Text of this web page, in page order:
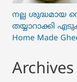
നല്ല ശുദ്ധമായ
തയ്യാറാക്കി
Home Made
Archives